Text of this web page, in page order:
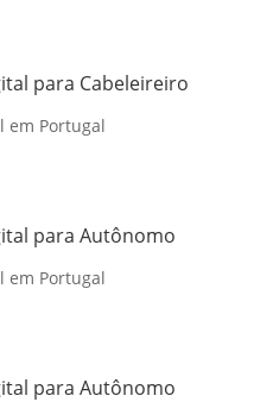
para Cabeleireiro
em Portugal
para Autônomo
em Portugal
para Autônomo